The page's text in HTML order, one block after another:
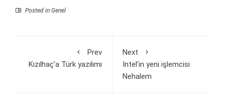
Posted in Genel
Prev
Kızılhaç’a Türk yazılımı
Next
Intel’in yeni işlemcisi
Nehalem